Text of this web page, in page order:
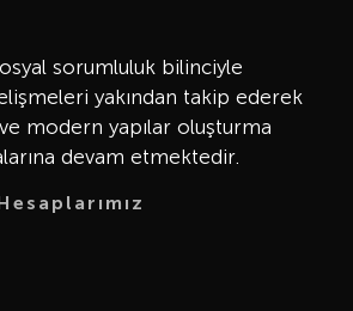
sorumluluk bilinciyle
yakından takip ederek
modern yapılar oluşturma
devam etmektedir.